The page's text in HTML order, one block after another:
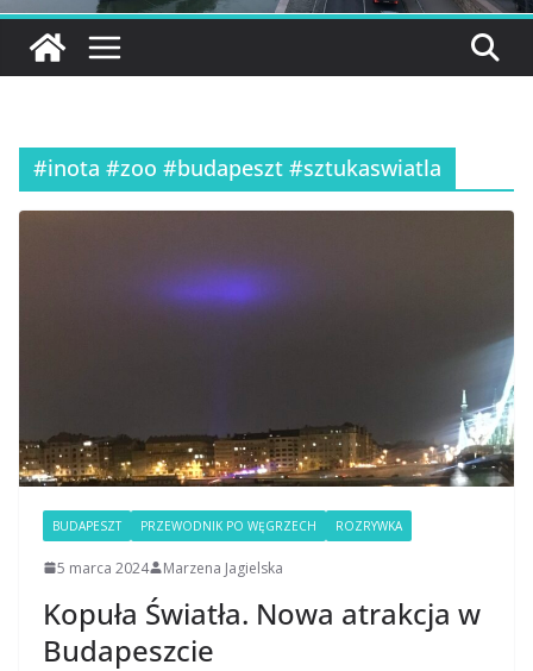
#inota #zoo #budapeszt #sztukaswiatla
BUDAPESZT PRZEWODNIK PO WĘGRZECH ROZRYWKA
5 marca 2024 Marzena Jagielska
Kopuła Światła. Nowa atrakcja w
Budapeszcie